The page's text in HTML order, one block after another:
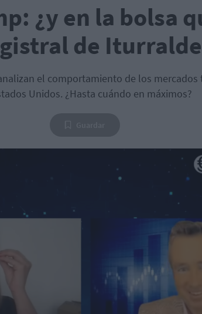
¿y en la bolsa
de Iturralde
el comportamiento de los
Unidos. ¿Hasta cuándo en máximos?